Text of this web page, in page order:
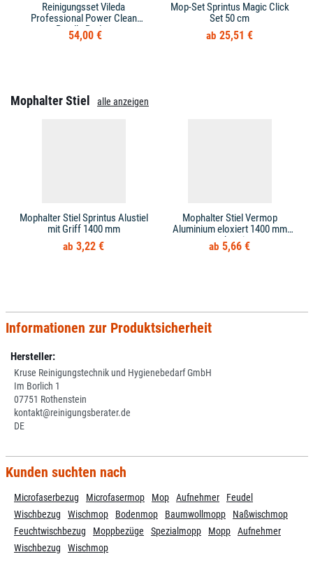
Reinigungsset Vileda
Professional Power Clean
Bundle Boden
54,00 €
Mop-Set Sprintus Magic Click
Set 50 cm
25,51 €
Mophalter Stiel alle anzeigen
Mophalter Stiel Sprintus Alustiel
mit Griff 1400 mm
3,22 €
Mophalter Stiel Vermop
Aluminium eloxiert 1400 mm
anthrazit
5,66 €
Informationen zur Produktsicherheit
Hersteller:
Kruse Reinigungstechnik und Hygienebedarf GmbH
Im Borlich 1
07751 Rothenstein
kontakt@reinigungsberater.de
DE
Kunden suchten nach
Microfaserbezug Microfasermop Mop Aufnehmer
Feudel
Wischbezug
Wischmop Bodenmop Baumwollmopp
Naßwischmop
Feuchtwischbezug
Moppbezüge Spezialmopp Mopp
Aufnehmer
Wischbezug
Wischmop